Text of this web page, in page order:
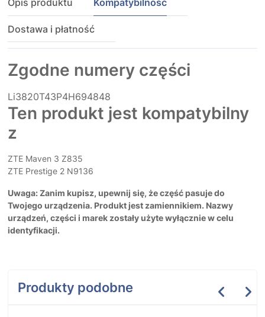
Opis produktu Kompatybilność
Dostawa i płatność
Zgodne numery części
Li3820T43P4H694848
Ten produkt jest kompatybilny
z
ZTE Maven 3 Z835
ZTE Prestige 2 N9136
Uwaga: Zanim kupisz, upewnij się, że część pasuje do
Twojego urządzenia. Produkt jest zamiennikiem. Nazwy
urządzeń, części i marek zostały użyte wyłącznie w celu
identyfikacji.
Produkty podobne